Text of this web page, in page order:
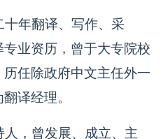
年翻译、写作、采
业资历，曾于大专院校
任除政府中文主任外一
译经理。
，曾发展、成立、主